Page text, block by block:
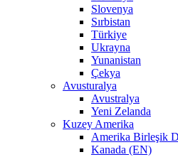
Slovenya
Sırbistan
Türkiye
Ukrayna
Yunanistan
Çekya
Avusturalya
Avustralya
Yeni Zelanda
Kuzey Amerika
Amerika Birleşik
Kanada (EN)